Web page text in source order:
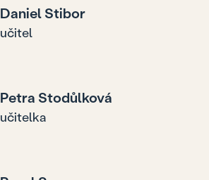
Daniel Stibor
učitel
Petra Stodůlková
učitelka